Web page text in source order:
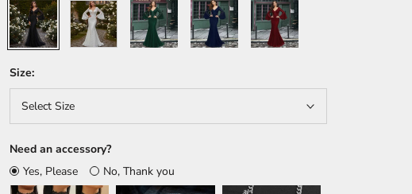
Black
White Green Blue Red
Size:
Select Size
Need an accessory?
Yes, Please
No, Thank you